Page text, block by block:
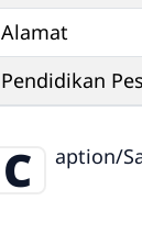
Alamat
Pendidikan
C aption/